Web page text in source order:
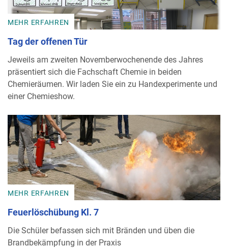
MEHR ERFAHREN
Tag der offenen Tür
Jeweils am zweiten Novemberwochenende des Jahres
präsentiert sich die Fachschaft Chemie in beiden
Chemieräumen. Wir laden Sie ein zu Handexperimente und
einer Chemieshow.
MEHR ERFAHREN
Feuerlöschübung Kl. 7
Die Schüler befassen sich mit Bränden und üben die
Brandbekämpfung in der Praxis